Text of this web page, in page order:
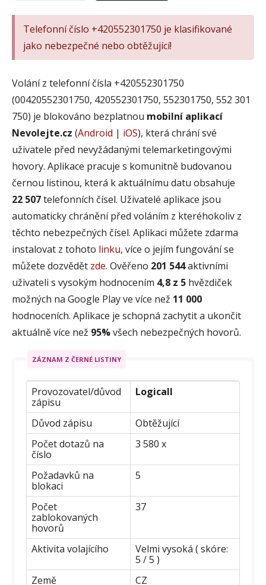
Telefonní číslo +420552301750 je klasifikované
jako nebezpečné nebo obtěžující!
Volání z telefonní čísla +420552301750
(00420552301750, 420552301750, 552301750, 552 301
750) je blokováno bezplatnou mobilní aplikací
Nevolejte.cz (Android | iOS), která chrání své
uživatele před nevyžádanými telemarketingovými
hovory. Aplikace pracuje s komunitně budovanou
černou listinou, která k aktuálnímu datu obsahuje
22 507telefonních čísel. Uživatelé aplikace jsou
automaticky chránění před voláním z kteréhokoliv z
těchto nebezpečných čísel. Aplikaci můžete zdarma
instalovat z tohoto linku, více o jejím fungování se
můžete dozvědět zde. Ověřeno 201 544aktivními
uživateli s vysokým hodnocením 4,8 z 5 hvězdiček
možných na Google Play ve více než 11 000
hodnoceních. Aplikace je schopná zachytit a ukončit
aktuálně více než 95%všech nebezpečných hovorů.
ZÁZNAM Z ČERNÉ LISTINY
Provozovatel/důvod
zápisu
Logicall
Důvod zápisu
Obtěžující
Počet dotazů na
číslo
3 580 x
Požadavků na
blokaci
5
Počet
zablokovaných
hovorů
37
Aktivita volajícího
Velmi vysoká ( skóre:
5 / 5 )
Země
CZ